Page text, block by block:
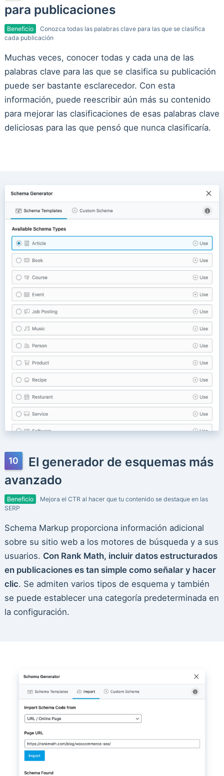
para publicaciones
Beneficio
Conozca todas las palabras clave para las que se clasifica
cada publicación
Muchas veces, conocer todas y cada una de las
palabras clave para las que se clasifica su publicación
puede ser bastante esclarecedor. Con esta
información, puede reescribir aún más su contenido
para mejorar las clasificaciones de esas palabras clave
deliciosas para las que pensó que nunca clasificaría.
El generador de esquemas más
avanzado
Beneficio
Mejora el CTR al hacer que tu contenido se destaque en las
SERP
Schema Markup proporciona información adicional
sobre su sitio web a los motores de búsqueda y a sus
usuarios. Con Rank Math, incluir datos estructurados
en publicaciones es tan simple como señalar y hacer
clic. Se admiten varios tipos de esquema y también
se puede establecer una categoría predeterminada en
la configuración.